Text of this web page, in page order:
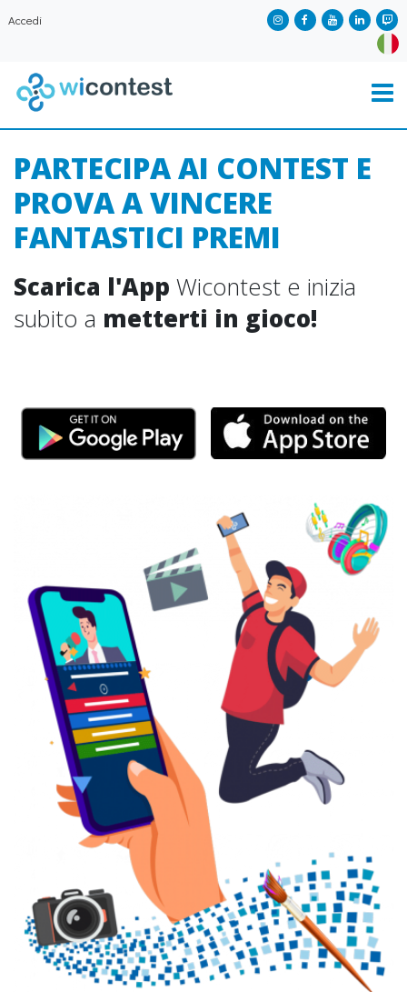
Accedi
PARTECIPA AI CONTEST E
PROVA A VINCERE
FANTASTICI PREMI
Scarica l'App Wicontest e inizia
subito a metterti in gioco!